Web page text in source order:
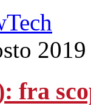
fra